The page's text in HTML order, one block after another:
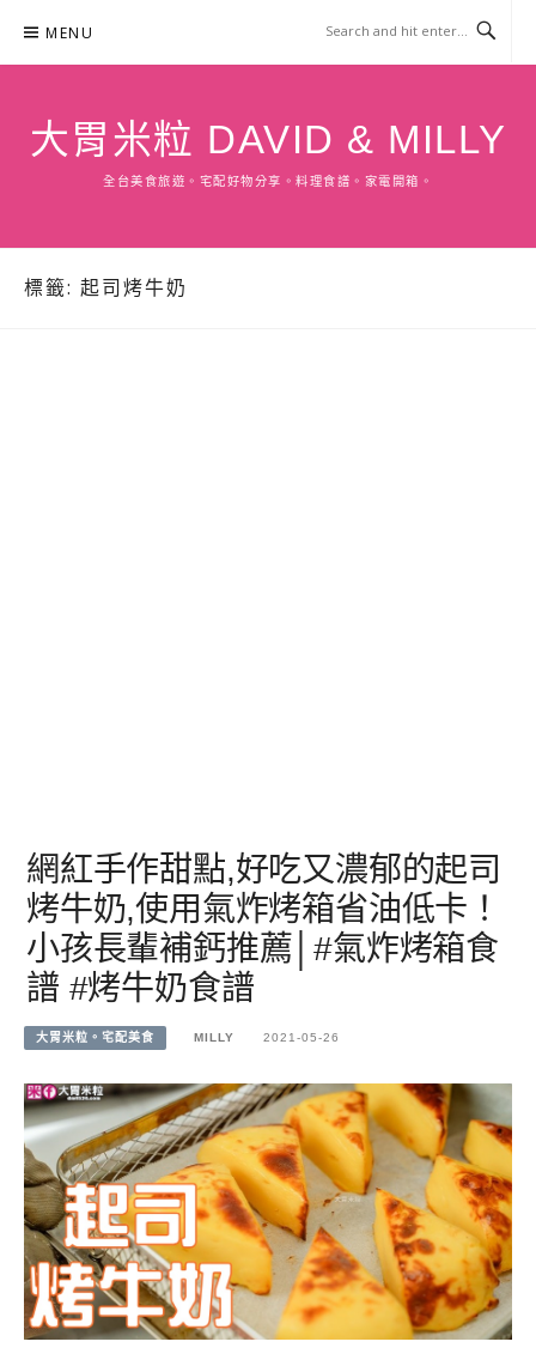
content
MENU
大胃米粒 DAVID & MILLY
全台美食旅遊。宅配好物分享。料理食譜。家電開箱。
標籤: 起司烤牛奶
網紅手作甜點,好吃又濃郁的起司
烤牛奶,使用氣炸烤箱省油低卡！
小孩長輩補鈣推薦│#氣炸烤箱食
譜 #烤牛奶食譜
大胃米粒。宅配美食 MILLY 2021-05-26